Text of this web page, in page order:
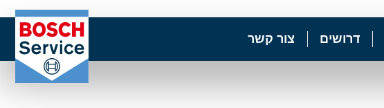
דרושים צור קשר